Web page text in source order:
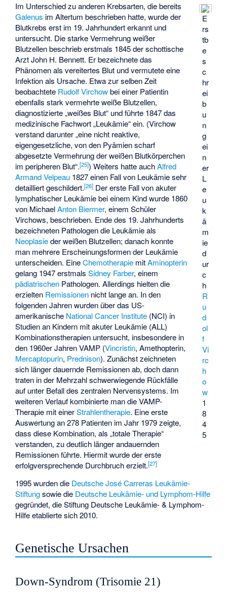
E
rs
tb
e
s
c
hr
ei
b
u
n
g
ei
n
er
L
e
u
k
ä
m
ie
d
ur
c
h
R
u
d
ol
f
Vi
rc
h
o
w
1
8
4
5
Im Unterschied zu anderen Krebsarten, die bereits
Galenus im Altertum beschrieben hatte, wurde der
Blutkrebs erst im 19. Jahrhundert erkannt und
untersucht. Die starke Vermehrung weißer
Blutzellen beschrieb erstmals 1845 der schottische
Arzt John H. Bennett. Er bezeichnete das
Phänomen als vereitertes Blut und vermutete eine
Infektion als Ursache. Etwa zur selben Zeit
beobachtete Rudolf Virchowbei einer Patientin
ebenfalls stark vermehrte weiße Blutzellen,
diagnostizierte „weißes Blut“ und führte 1847 das
medizinische Fachwort „Leukämie“ ein. (Virchow
verstand darunter „eine nicht reaktive,
eigengesetzliche, von den Pyämien scharf
abgesetzte Vermehrung der weißen Blutkörperchen
im peripheren Blut“.[25]) Weiters hatte auchAlfred
Armand Velpeau 1827 einen Fall von Leukämie sehr
detailliert geschildert.[26] Der erste Fall von akuter
lymphatischer Leukämie bei einem Kind wurde 1860
von MichaelAnton Biermer, einem Schüler
Virchows, beschrieben. Ende des 19. Jahrhunderts
bezeichneten Pathologen die Leukämie als
Neoplasieder weißen Blutzellen; danach konnte
man mehrere Erscheinungsformen der Leukämie
unterscheiden. EineChemotherapie mitAminopterin
gelang 1947 erstmalsSidney Farber, einem
pädiatrischen Pathologen. Allerdings hielten die
erzielten Remissionen nicht lange an. In den
folgenden Jahren wurden über das US-
amerikanische National Cancer Institute (NCI) in
Studien an Kindern mit akuter Leukämie (ALL)
Kombinationstherapien untersucht, insbesondere in
den 1960er Jahren VAMP (Vincristin,Amethopterin,
Mercaptopurin, Prednison). Zunächst zeichneten
sich länger dauernde Remissionen ab, doch dann
traten in der Mehrzahl schwerwiegende Rückfälle
auf unter Befall des zentralen Nervensystems. Im
weiteren Verlauf kombinierte man die VAMP-
Therapie mit einerStrahlentherapie. Eine erste
Auswertung an 278 Patienten im Jahr 1979 zeigte,
dass diese Kombination, als „totale Therapie“
verstanden, zu deutlich länger andauernden
Remissionen führte. Hiermit wurde der erste
erfolgversprechende Durchbruch erzielt.[27]
1995 wurden die Deutsche José Carreras Leukämie-
Stiftungsowie die Deutsche Leukämie- und Lymphom-Hilfe
gegründet, dieStiftung Deutsche Leukämie- & Lymphom-
Hilfeetablierte sich 2010.
Genetische Ursachen
Down-Syndrom (Trisomie 21)